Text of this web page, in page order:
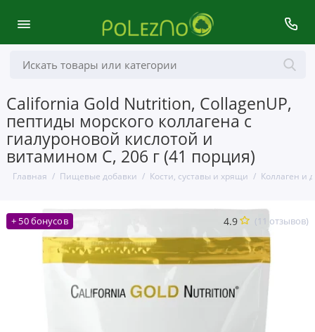
California Gold Nutrition, CollagenUP,
пептиды морского коллагена с
гиалуроновой кислотой и
витамином C, 206 г (41 порция)
Главная Пищевые добавки Кости, суставы и хрящи Коллаген и
+ 50 бонусов 4.9 (11 отзывов)